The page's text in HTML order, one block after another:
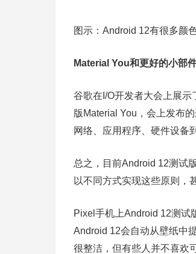
图示：Android 12有很多颜
Material You和更好的小部
谷歌在I/O开发者大会上展
版Material You，会上发布
网络、应用程序、硬件设备
总之，目前Android 12测试
以不同方式实现这些原则，
Pixel手机上Android 12测试
Android 12会自动从壁纸中
很整洁，但有些人并不喜欢